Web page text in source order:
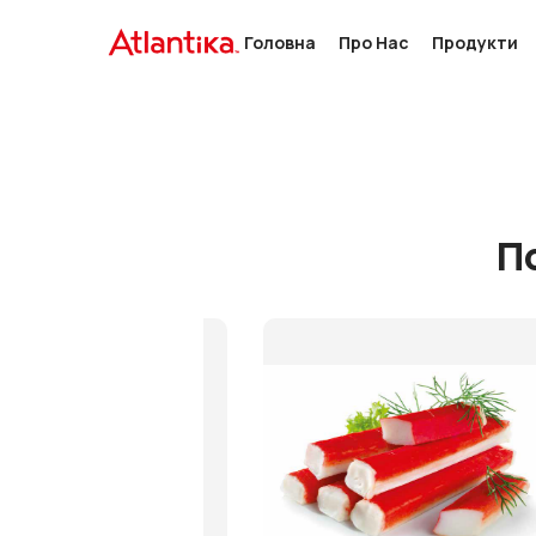
Головна Про Нас Продукти